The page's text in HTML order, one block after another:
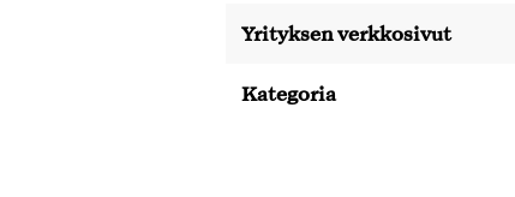
Yrityksen verkkosivut
Kategoria